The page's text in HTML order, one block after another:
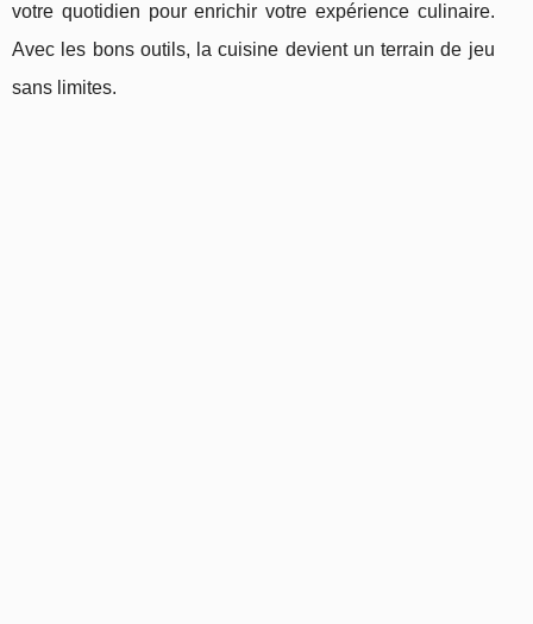
votre quotidien pour enrichir votre expérience culinaire.
Avec les bons outils, la cuisine devient un terrain de jeu
sans limites.